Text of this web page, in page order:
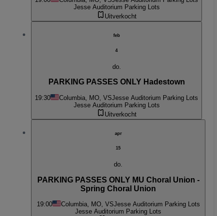
Jesse Auditorium Parking Lots
Uitverkocht
feb
4
do.
PARKING PASSES ONLY Hadestown
19:30 Columbia, MO, VSJesse Auditorium Parking Lots
Jesse Auditorium Parking Lots
Uitverkocht
apr
15
do.
PARKING PASSES ONLY MU Choral Union -
Spring Choral Union
19:00 Columbia, MO, VSJesse Auditorium Parking Lots
Jesse Auditorium Parking Lots